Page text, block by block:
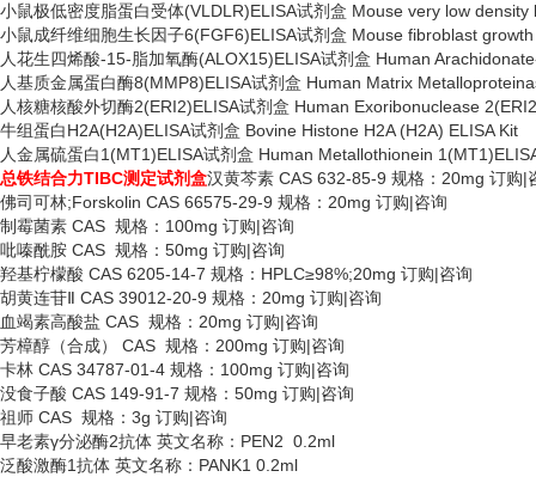
小鼠极低密度脂蛋白受体(VLDLR)ELISA试剂盒 Mouse very low
小鼠成纤维细胞生长因子6(FGF6)ELISA试剂盒 Mouse fibroblast
人花生四烯酸-15-脂加氧酶(ALOX15)ELISA试剂盒 Human
人基质金属蛋白酶8(MMP8)ELISA试剂盒 Human Matrix
人核糖核酸外切酶2(ERI2)ELISA试剂盒 Human Exoribonuclease
牛组蛋白H2A(H2A)ELISA试剂盒 Bovine Histone H2A (H2A) ELISA Kit
人金属硫蛋白1(MT1)ELISA试剂盒 Human Metallothionein
总铁结合力TIBC测定试剂盒汉黄芩素 CAS 632-85-9 规格：20mg 订购|
佛司可林;Forskolin CAS 66575-29-9 规格：20mg 订购|咨询
制霉菌素 CAS 规格：100mg 订购|咨询
吡嗪酰胺 CAS 规格：50mg 订购|咨询
羟基柠檬酸 CAS 6205-14-7 规格：HPLC≥98%;20mg 订购|咨询
胡黄连苷Ⅱ CAS 39012-20-9 规格：20mg 订购|咨询
血竭素高酸盐 CAS 规格：20mg 订购|咨询
芳樟醇（合成）
CAS 规格：200mg 订购|咨询
卡林 CAS 34787-01-4 规格：100mg 订购|咨询
没食子酸 CAS 149-91-7 规格：50mg 订购|咨询
祖师 CAS 规格：3g 订购|咨询
早老素γ分泌酶2抗体 英文名称：PEN2 0.2ml
泛酸激酶1抗体 英文名称：PANK1 0.2ml